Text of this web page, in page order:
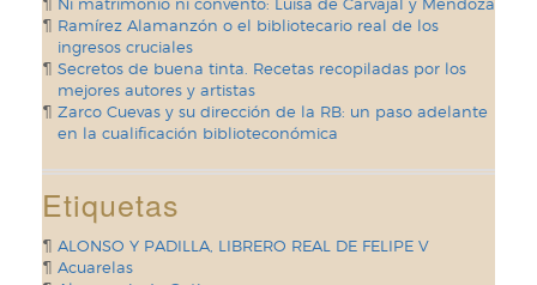
Ni matrimonio ni convento: Luisa de Carvajal y Mendoza
Ramírez Alamanzón o el bibliotecario real de los
ingresos cruciales
Secretos de buena tinta. Recetas recopiladas por los
mejores autores y artistas
Zarco Cuevas y su dirección de la RB: un paso adelante
en la cualificación biblioteconómica
Etiquetas
ALONSO Y PADILLA, LIBRERO REAL DE FELIPE V
Acuarelas